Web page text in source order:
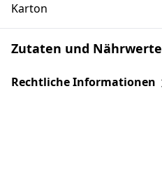
Karton
Zutaten und Nährwerte
Rechtliche Informationen